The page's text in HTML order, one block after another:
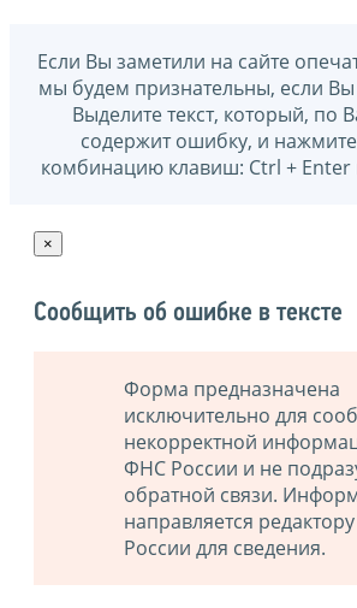
Если Вы заметили на сайте
мы будем признательны, если
Выделите текст, который,
содержит ошибку, и
комбинацию клавиш: Ctrl +
×
Сообщить об ошибке в тексте
Форма предназначена
исключительно для
некорректной
ФНС России и не
обратной связи.
направляется
России для сведения.